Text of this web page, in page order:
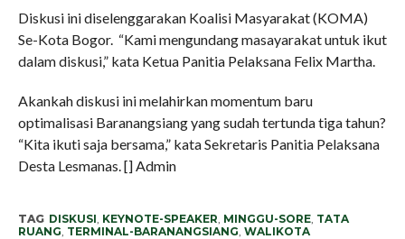
Diskusi ini diselenggarakan Koalisi Masyarakat (KOMA)
Se-Kota Bogor. “Kami mengundang masayarakat untuk ikut
dalam diskusi,” kata Ketua Panitia Pelaksana Felix Martha.
Akankah diskusi ini melahirkan momentum baru
optimalisasi Baranangsiang yang sudah tertunda tiga tahun?
“Kita ikuti saja bersama,” kata Sekretaris Panitia Pelaksana
Desta Lesmanas. [] Admin
TAG DISKUSI, KEYNOTE-SPEAKER, MINGGU-SORE, TATA
RUANG, TERMINAL-BARANANGSIANG, WALIKOTA